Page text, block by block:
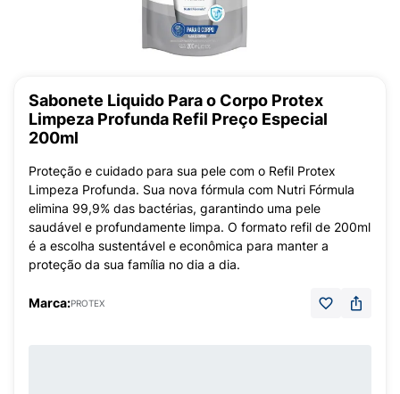
Sabonete Liquido Para o Corpo Protex
Limpeza Profunda Refil Preço Especial
200ml
Proteção e cuidado para sua pele com o Refil Protex
Limpeza Profunda. Sua nova fórmula com Nutri Fórmula
elimina 99,9% das bactérias, garantindo uma pele
saudável e profundamente limpa. O formato refil de 200ml
é a escolha sustentável e econômica para manter a
proteção da sua família no dia a dia.
Marca:PROTEX